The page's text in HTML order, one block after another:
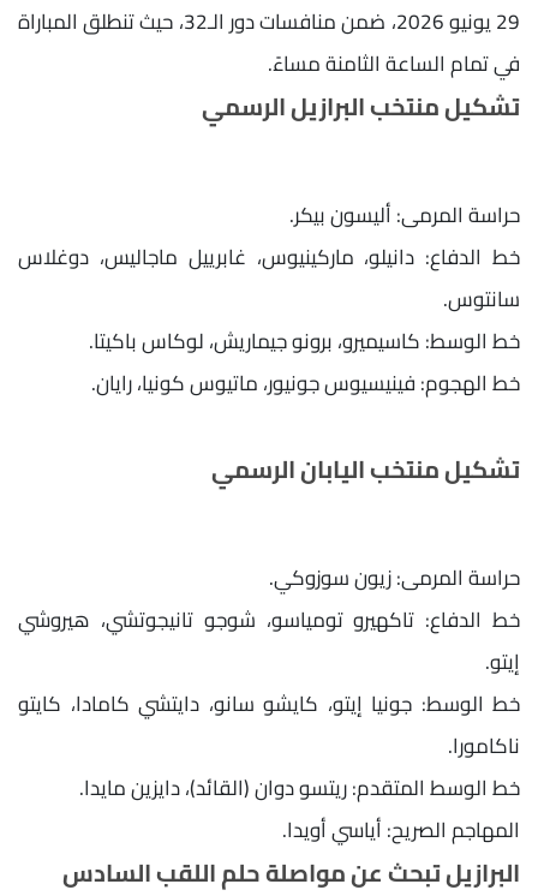
29 يونيو 2026، ضمن منافسات دور الـ32، حيث تنطلق المباراة
في تمام الساعة الثامنة مساءً.
تشكيل منتخب البرازيل الرسمي
​حراسة المرمى: أليسون بيكر.
​خط الدفاع: دانيلو، ماركينيوس، غابرييل ماجاليس، دوغلاس
سانتوس.
​خط الوسط: كاسيميرو، برونو جيماريش، لوكاس باكيتا.
​خط الهجوم: فينيسيوس جونيور، ماتيوس كونيا، رايان.
​تشكيل منتخب اليابان الرسمي
​حراسة المرمى: زيون سوزوكي.
​خط الدفاع: تاكهيرو تومياسو، شوجو تانيجوتشي، هيروشي
إيتو.
​خط الوسط: جونيا إيتو، كايشو سانو، دايتشي كامادا، كايتو
ناكامورا.
​خط الوسط المتقدم: ريتسو دوان (القائد)، دايزين مايدا.
​المهاجم الصريح: أياسي أويدا.
البرازيل تبحث عن مواصلة حلم اللقب السادس